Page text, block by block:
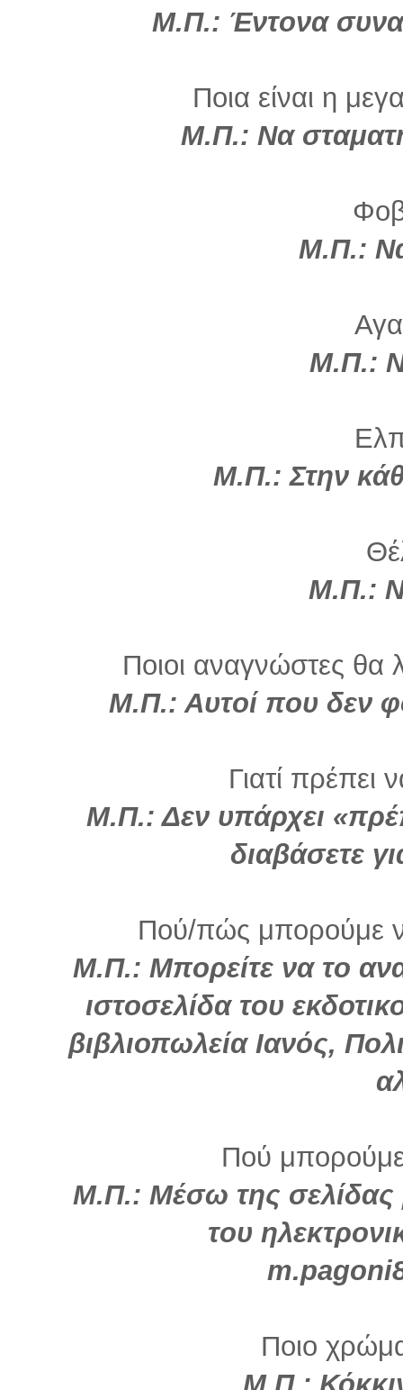
Μ.Π.: Έντονα
Ποια είναι η
Μ.Π.: Να
Μ.Π.:
Μ.Π.:
Μ.Π.: Στην
Μ.Π.:
Ποιοι αναγνώστες θα
Μ.Π.: Αυτοί που δεν
Γιατί πρέπει
Μ.Π.: Δεν υπάρχει
διαβάσετε
Πού/πώς μπορούμε
Μ.Π.: Μπορείτε να το
ιστοσελίδα του
βιβλιοπωλεία Ιανός,
Πού
Μ.Π.: Μέσω της σελίδας
του
Ποιο χρώμα
Μ.Π.: